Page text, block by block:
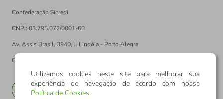
Confederação Sicredi
CNPJ: 03.795.072/0001-60
Av. Assis Brasil, 3940, J. Lindóia - Porto Alegre
CEP: 91010-003
EN
Utilizamos cookies neste site para melhorar sua
experiência de navegação de acordo com nossa
Política de Cookies.